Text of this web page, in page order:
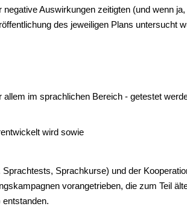
Auswirkungen zeitigten (und wenn
des jeweiligen Plans untersucht
im sprachlichen Bereich - getestet
wird sowie
Sprachkurse) und der
vorangetrieben, die zum Teil